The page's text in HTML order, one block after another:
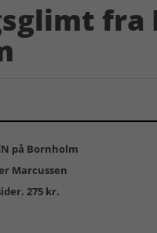
fra
på Bornholm
Marcussen
275 kr.